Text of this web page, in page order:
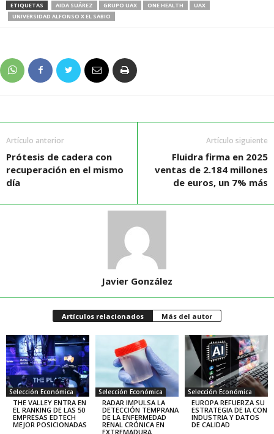
ETIQUETAS AIDA SUÁREZ GRUPO UAX ONE HEALTH
UAX
UNIVERSIDAD ALFONSO X EL SABIO
Artículo anterior
Prótesis de cadera con
recuperación en el mismo
día
Artículo siguiente
Fluidra firma en 2025
ventas de 2.184 millones
de euros, un 7% más
Javier González
Artículos relacionados Más del autor
Selección Económica
THE VALLEY ENTRA EN
EL RANKING DE LAS 50
EMPRESAS EDTECH
MEJOR POSICIONADAS
Selección Económica
RADAR IMPULSA LA
DETECCIÓN TEMPRANA
DE LA ENFERMEDAD
RENAL CRÓNICA EN
EXTREMADURA
Selección Económica
EUROPA REFUERZA SU
ESTRATEGIA DE IA CON
INDUSTRIA Y DATOS
DE CALIDAD